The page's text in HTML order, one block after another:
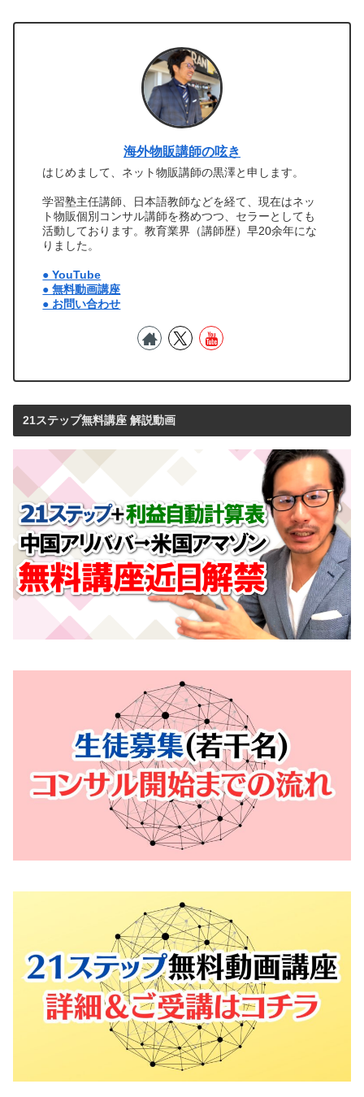
海外物販講師の呟き
はじめまして、ネット物販講師の黒澤と申します。
学習塾主任講師、日本語教師などを経て、現在はネッ
ト物販個別コンサル講師を務めつつ、セラーとしても
活動しております。教育業界（講師歴）早20余年にな
りました。
● YouTube
● 無料動画講座
● お問い合わせ
21ステップ無料講座 解説動画